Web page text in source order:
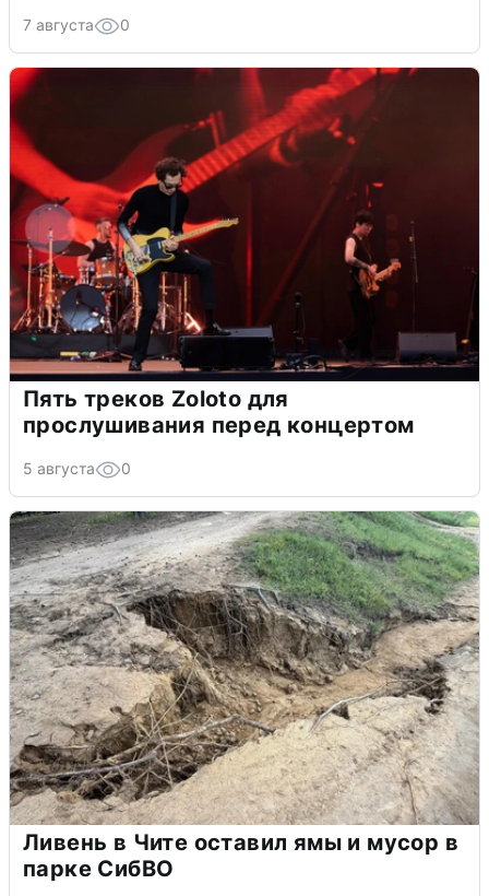
7 августа 0
Пять треков Zoloto для
прослушивания перед концертом
5 августа 0
Ливень в Чите оставил ямы и мусор в
парке СибВО